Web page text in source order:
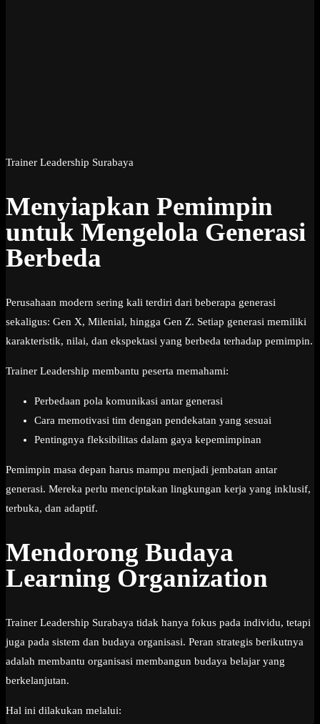
Trainer Leadership Surabaya
Menyiapkan Pemimpin
untuk Mengelola Generasi
Berbeda
Perusahaan modern sering kali terdiri dari beberapa generasi
sekaligus: Gen X, Milenial, hingga Gen Z. Setiap generasi memiliki
karakteristik, nilai, dan ekspektasi yang berbeda terhadap pemimpin.
Trainer Leadership membantu peserta memahami:
Perbedaan pola komunikasi antar generasi
Cara memotivasi tim dengan pendekatan yang sesuai
Pentingnya fleksibilitas dalam gaya kepemimpinan
Pemimpin masa depan harus mampu menjadi jembatan antar
generasi. Mereka perlu menciptakan lingkungan kerja yang inklusif,
terbuka, dan adaptif.
Mendorong Budaya
Learning Organization
Trainer Leadership Surabaya tidak hanya fokus pada individu, tetapi
juga pada sistem dan budaya organisasi. Peran strategis berikutnya
adalah membantu organisasi membangun budaya belajar yang
berkelanjutan.
Hal ini dilakukan melalui: